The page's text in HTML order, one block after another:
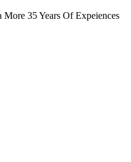
More 35 Years Of Expeiences